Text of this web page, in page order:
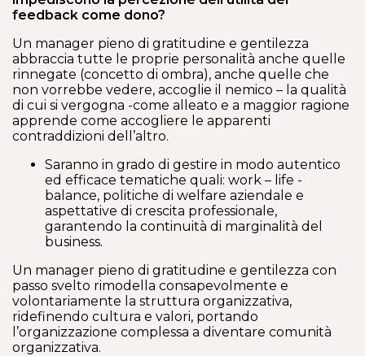
feedback come dono?
Un manager pieno di gratitudine e gentilezza
abbraccia tutte le proprie personalità anche quelle
rinnegate (concetto di ombra), anche quelle che
non vorrebbe vedere, accoglie il nemico – la qualità
di cui si vergogna -come alleato e a maggior ragione
apprende come accogliere le apparenti
contraddizioni dell’altro.
Saranno in grado di gestire in modo autentico
ed efficace tematiche quali: work – life -
balance, politiche di welfare aziendale e
aspettative di crescita professionale,
garantendo la continuità di marginalità del
business.
Un manager pieno di gratitudine e gentilezza con
passo svelto rimodella consapevolmente e
volontariamente la struttura organizzativa,
ridefinendo cultura e valori, portando
l’organizzazione complessa a diventare comunità
organizzativa.